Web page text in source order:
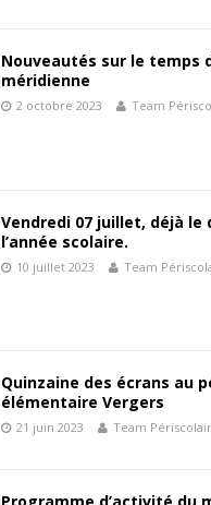
Nouveautés sur le temps
méridienne
2 octobre 2023 Team
Vendredi 07 juillet, déjà le
l’année scolaire.
10 juillet 2023 Team
Quinzaine des écrans au
élémentaire Vergers
21 juin 2023 Team